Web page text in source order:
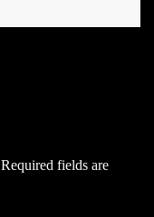
Required fields are